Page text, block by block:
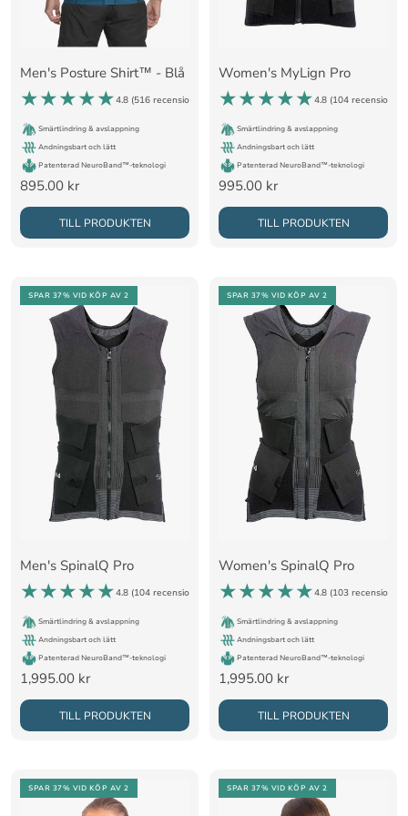
Men's Posture Shirt™ - Blå
4.8 (516 recensioner
Smärtlindring & avslappning
Andningsbart och lätt
Patenterad NeuroBand™-teknologi
Rea-
pris
895.00 kr
TILL PRODUKTEN
Women's MyLign Pro
4.8 (104 recensioner
Smärtlindring & avslappning
Andningsbart och lätt
Patenterad NeuroBand™-teknologi
Rea-
pris
995.00 kr
TILL PRODUKTEN
SPAR 37% VID KÖP AV 2
Men's SpinalQ Pro
4.8 (104 recensioner
Smärtlindring & avslappning
Andningsbart och lätt
Patenterad NeuroBand™-teknologi
Rea-
pris
1,995.00 kr
TILL PRODUKTEN
SPAR 37% VID KÖP AV 2
Women's SpinalQ Pro
4.8 (103 recensioner
Smärtlindring & avslappning
Andningsbart och lätt
Patenterad NeuroBand™-teknologi
Rea-
pris
1,995.00 kr
TILL PRODUKTEN
SPAR 37% VID KÖP AV 2 SPAR 37% VID KÖP AV 2